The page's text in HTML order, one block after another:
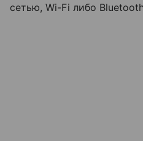
сетью, Wi-Fi либо